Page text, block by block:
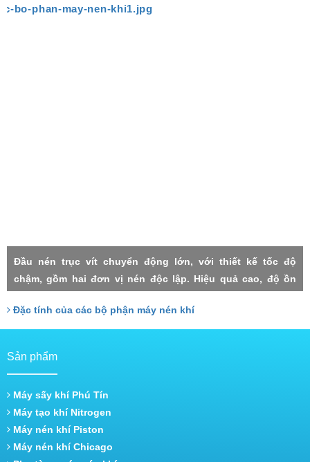
Đầu nén trục vít chuyển động lớn, với thiết kế tốc độ
chậm, gồm hai đơn vị nén độc lập. Hiệu quả cao, độ ồn
thấp, thất thoát nhỏ, Hai cấp trục vít đảm nhận với công
xuất tương đồng, do đó chịu lực nhỏ, tuổi thọ cao.
Đặc tính của các bộ phận máy nén khí
Sản phẩm
Máy sấy khí Phú Tín
Máy tạo khí Nitrogen
Máy nén khí Piston
Máy nén khí Chicago